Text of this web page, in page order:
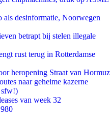
desinformatie, Noorwegen
betrapt bij stelen illegale
rust terug in Rotterdamse
heropening Straat van Hormuz
naar geheime kazerne
sfw!)
van week 32